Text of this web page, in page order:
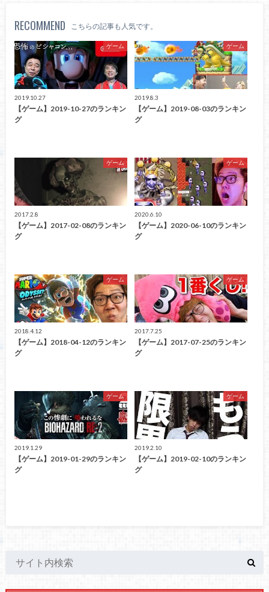
RECOMMEND こちらの記事も人気です。
ゲーム
2019.10.27
【ゲーム】2019-10-27のランキン
グ
ゲーム
2019.8.3
【ゲーム】2019-08-03のランキン
グ
ゲーム
2017.2.8
【ゲーム】2017-02-08のランキン
グ
ゲーム
2020.6.10
【ゲーム】2020-06-10のランキン
グ
ゲーム
2018.4.12
【ゲーム】2018-04-12のランキン
グ
ゲーム
2017.7.25
【ゲーム】2017-07-25のランキン
グ
ゲーム
2019.1.29
【ゲーム】2019-01-29のランキン
グ
ゲーム
2019.2.10
【ゲーム】2019-02-10のランキン
グ